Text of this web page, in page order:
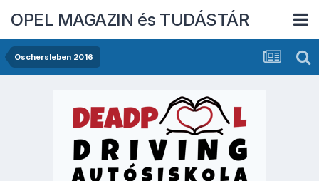
OPEL MAGAZIN és TUDÁSTÁR
Oschersleben 2016